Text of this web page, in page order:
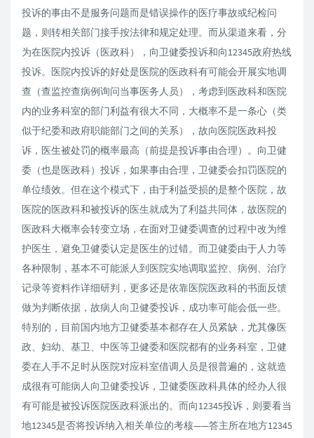
投诉的事由不是服务问题而是错误操作的医疗事故或纪检问
题，则转相关部门接手按法律和规定处理。而从渠道来看，分
为在医院内投诉（医政科），向卫健委投诉和向12345政府热线
投诉。医院内投诉的好处是医院的医政科有可能会开展实地调
查（查监控查病例询问当事医务人员），考虑到医政科和医院
内的业务科室的部门利益有很大不同，大概率不是一条心（类
似于纪委和政府职能部门之间的关系），故向医院医政科投
诉，医生被处罚的概率最高（前提是投诉事由合理）。向卫健
委（也是医政科）投诉，如果事由合理，卫健委会扣罚医院的
单位绩效。但在这个模式下，由于利益受损的是整个医院，故
医院的医政科和被投诉的医生就成为了利益共同体，故医院的
医政科大概率会转变立场，在面对卫健委调查的过程中改为维
护医生，避免卫健委认定是医生的过错。而卫健委由于人力等
各种限制，基本不可能派人到医院实地调取监控、病例、治疗
记录等资料作详细研判，更多还是依靠医院医政科的书面反馈
做为判断依据，故病人向卫健委投诉，成功率可能会低一些。
特别的，目前国内地方卫健委基本都存在人员紧缺，尤其像医
政、妇幼、基卫、中医等卫健委和医院都有的业务科室，卫健
委在人手不足时从医院对应科室借调人员是很普遍的，这就造
成很有可能病人向卫健委投诉，卫健委医政科具体的经办人很
有可能是被投诉医院医政科派出的。而向12345投诉，则要看当
地12345是否将投诉纳入相关单位的考核——答主所在地方12345